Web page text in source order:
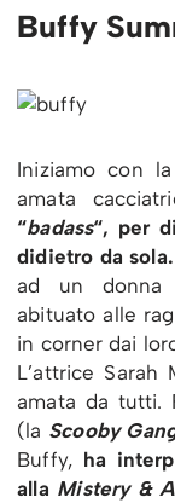
Buffy
Iniziamo con
amata
“badass“, per
didietro da sola.
ad un donna
abituato alle
in corner dai
L’attrice
amata da tutti.
(la Scooby
Buffy, ha
alla Mistery &